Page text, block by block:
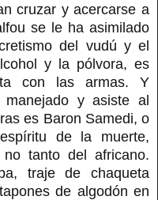
cruzar y acercarse a
se le ha asimilado
del vudú y el
y la pólvora, es
con las armas. Y
y asiste al
es Baron Samedi, o
de la muerte,
tanto del africano.
traje de chaqueta
de algodón en